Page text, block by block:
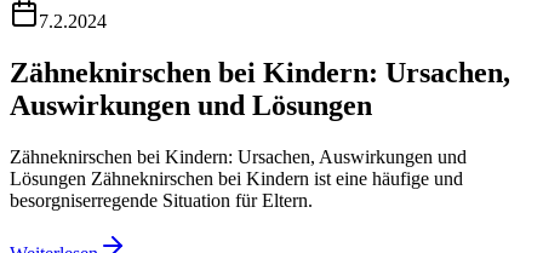
7.2.2024
Zähneknirschen bei Kindern: Ursachen,
Auswirkungen und Lösungen
Zähneknirschen bei Kindern: Ursachen, Auswirkungen und
Lösungen Zähneknirschen bei Kindern ist eine häufige und
besorgniserregende Situation für Eltern.